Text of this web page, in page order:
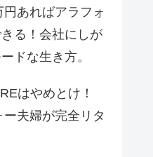
円あればアラフォ
る！会社にしが
ドな生き方。
はやめとけ！
夫婦が完全リタ